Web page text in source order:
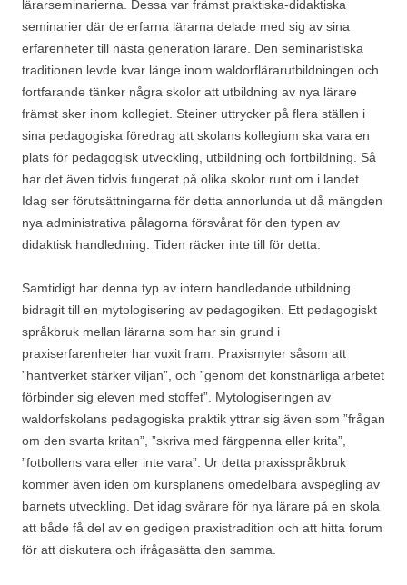
lärarseminarierna. Dessa var främst praktiska-didaktiska
seminarier där de erfarna lärarna delade med sig av sina
erfarenheter till nästa generation lärare. Den seminaristiska
traditionen levde kvar länge inom waldorflärarutbildningen och
fortfarande tänker några skolor att utbildning av nya lärare
främst sker inom kollegiet. Steiner uttrycker på flera ställen i
sina pedagogiska föredrag att skolans kollegium ska vara en
plats för pedagogisk utveckling, utbildning och fortbildning. Så
har det även tidvis fungerat på olika skolor runt om i landet.
Idag ser förutsättningarna för detta annorlunda ut då mängden
nya administrativa pålagorna försvårat för den typen av
didaktisk handledning. Tiden räcker inte till för detta.
Samtidigt har denna typ av intern handledande utbildning
bidragit till en mytologisering av pedagogiken. Ett pedagogiskt
språkbruk mellan lärarna som har sin grund i
praxiserfarenheter har vuxit fram. Praxismyter såsom att
”hantverket stärker viljan”, och ”genom det konstnärliga arbetet
förbinder sig eleven med stoffet”. Mytologiseringen av
waldorfskolans pedagogiska praktik yttrar sig även som ”frågan
om den svarta kritan”, ”skriva med färgpenna eller krita”,
”fotbollens vara eller inte vara”. Ur detta praxisspråkbruk
kommer även iden om kursplanens omedelbara avspegling av
barnets utveckling. Det idag svårare för nya lärare på en skola
att både få del av en gedigen praxistradition och att hitta forum
för att diskutera och ifrågasätta den samma.